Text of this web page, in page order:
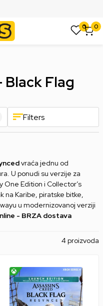
0 0
Black Flag
Filters
vraća jednu od
U ponudi su verzije za
One Edition i Collector’s
na Karibe, piratske bitke,
u modernizovanoj verziji
- BRZA dostava
4 proizvoda